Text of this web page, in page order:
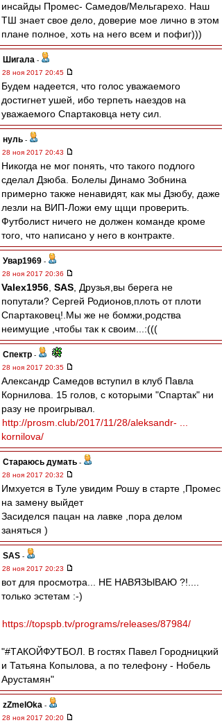
инсайды Промес- Самедов/Мельгарехо. Наш
ТШ знает свое дело, доверие мое лично в этом
плане полное, хоть на него всем и пофиг)))
Шигала -
28 ноя 2017 20:45
Будем надеется, что голос уважаемого
достигнет ушей, ибо терпеть наездов на
уважаемого Спартаковца нету сил.
нуль -
28 ноя 2017 20:43
Никогда не мог понять, что такого подлого
сделал Дзюба. Болелы Динамо Зобнина
примерно также ненавидят, как мы Дзюбу, даже
лезли на ВИП-Ложи ему щщи проверить.
Футболист ничего не должен команде кроме
того, что написано у него в контракте.
Увар1969 -
28 ноя 2017 20:36
Valex1956 SAS , Друзья,вы берега не
попутали? Сергей Родионов,плоть от плоти
Спартаковец!.Мы же не бомжи,родства
неимущие ,чтобы так к своим...:(((
Спектр -
28 ноя 2017 20:35
Александр Самедов вступил в клуб Павла
Корнилова. 15 голов, с которыми "Спартак" ни
разу не проигрывал.
http://prosm.club/2017/11/28/aleksandr- ...
kornilova/
Стараюсь думать -
28 ноя 2017 20:32
Имхуется в Туле увидим Рошу в старте ,Промес
на замену выйдет
Засиделся пацан на лавке ,пора делом
заняться )
SAS -
28 ноя 2017 20:23
вот для просмотра... НЕ НАВЯЗЫВАЮ ?!....
только эстетам :-)
https://topspb.tv/programs/releases/87984/
"#ТАКОЙФУТБОЛ. В гостях Павел Городницкий
и Татьяна Копылова, а по телефону - Нобель
Арустамян"
zZmeIOka -
28 ноя 2017 20:20